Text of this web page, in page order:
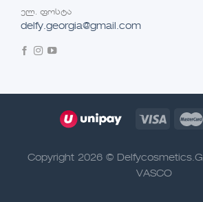
ელ. ფოსტა
delfy.georgia@gmail.com
Copyright 2026 ©
VASCO